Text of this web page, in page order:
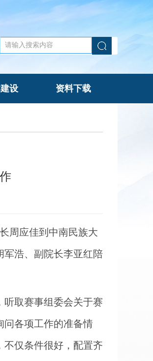
设 资料下载
周应佳到中南民族大
军浩、副院长李亚红陪
听取赛事组委会关于赛
问各项工作的准备情
仅条件很好，配置齐